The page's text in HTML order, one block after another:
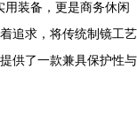
装备，更是商务休闲
追求，将传统制镜工艺
供了一款兼具保护性与